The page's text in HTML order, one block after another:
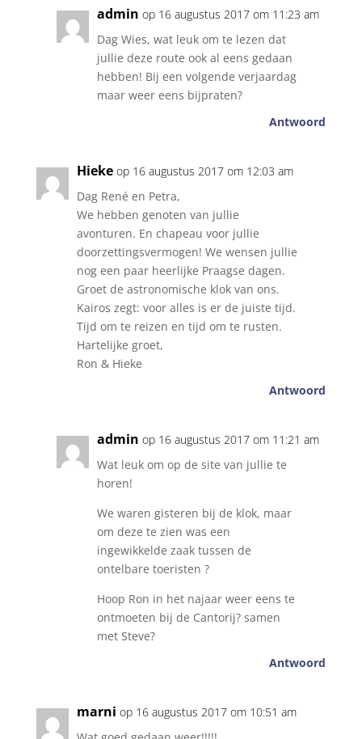
admin op 16 augustus 2017 om 11:23 am
Dag Wies, wat leuk om te lezen dat
jullie deze route ook al eens gedaan
hebben! Bij een volgende verjaardag
maar weer eens bijpraten?
Antwoord
Hieke op 16 augustus 2017 om 12:03 am
Dag René en Petra,
We hebben genoten van jullie
avonturen. En chapeau voor jullie
doorzettingsvermogen! We wensen jullie
nog een paar heerlijke Praagse dagen.
Groet de astronomische klok van ons.
Kairos zegt: voor alles is er de juiste tijd.
Tijd om te reizen en tijd om te rusten.
Hartelijke groet,
Ron & Hieke
Antwoord
admin op 16 augustus 2017 om 11:21 am
Wat leuk om op de site van jullie te
horen!
We waren gisteren bij de klok, maar
om deze te zien was een
ingewikkelde zaak tussen de
ontelbare toeristen ?
Hoop Ron in het najaar weer eens te
ontmoeten bij de Cantorij? samen
met Steve?
Antwoord
marni op 16 augustus 2017 om 10:51 am